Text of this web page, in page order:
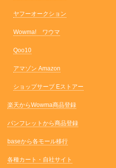
ヤフーオークション
Wowma! ワウマ
Qoo10
アマゾン Amazon
ショップサーブ Eストアー
楽天からWowma商品登録
パンフレットから商品登録
baseから各モール移行
各種カート・自社サイト